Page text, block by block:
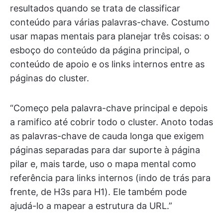
resultados quando se trata de classificar
conteúdo para várias palavras-chave. Costumo
usar mapas mentais para planejar três coisas: o
esboço do conteúdo da página principal, o
conteúdo de apoio e os links internos entre as
páginas do cluster.
“Começo pela palavra-chave principal e depois
a ramifico até cobrir todo o cluster. Anoto todas
as palavras-chave de cauda longa que exigem
páginas separadas para dar suporte à página
pilar e, mais tarde, uso o mapa mental como
referência para links internos (indo de trás para
frente, de H3s para H1). Ele também pode
ajudá-lo a mapear a estrutura da URL.”